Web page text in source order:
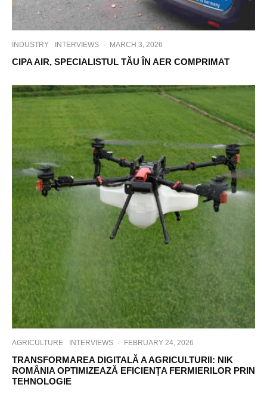
INDUSTRY INTERVIEWS · MARCH 3, 2026
CIPA AIR, SPECIALISTUL TĂU ÎN AER COMPRIMAT
AGRICULTURE INTERVIEWS · FEBRUARY 24, 2026
TRANSFORMAREA DIGITALĂ A AGRICULTURII: NIK
ROMÂNIA OPTIMIZEAZĂ EFICIENȚA FERMIERILOR PRIN
TEHNOLOGIE